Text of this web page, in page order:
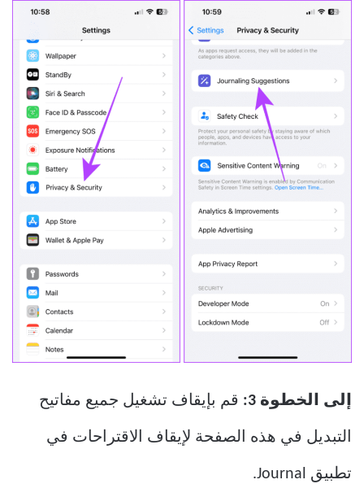
إلى الخطوة 3: قم بإيقاف تشغيل جميع مفاتيح
التبديل في هذه الصفحة لإيقاف الاقتراحات في
تطبيق Journal.